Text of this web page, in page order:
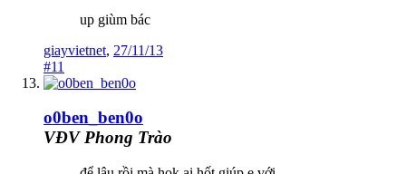
up giùm bác
giayvietnet, 27/11/13
#11
o0ben_ben0o
VĐV Phong Trào